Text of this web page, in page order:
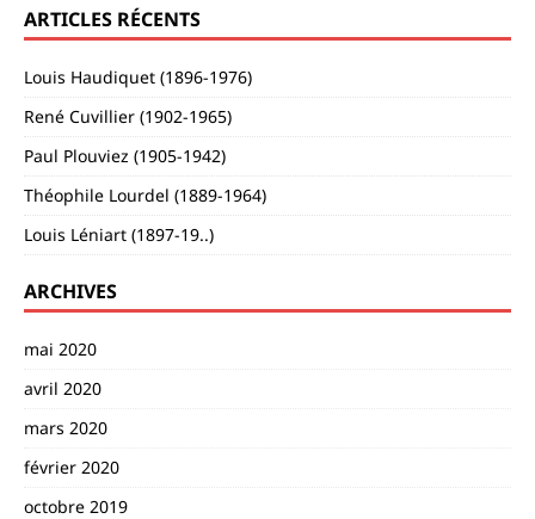
ARTICLES RÉCENTS
Louis Haudiquet (1896-1976)
René Cuvillier (1902-1965)
Paul Plouviez (1905-1942)
Théophile Lourdel (1889-1964)
Louis Léniart (1897-19..)
ARCHIVES
mai 2020
avril 2020
mars 2020
février 2020
octobre 2019